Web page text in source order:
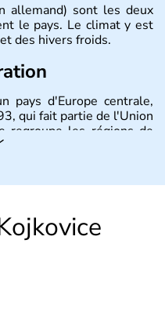
allemand) sont les deux
le pays. Le climat y est
des hivers froids.
pays d'Europe centrale,
qui fait partie de l'Union
regroupe les régions de
est Prague.